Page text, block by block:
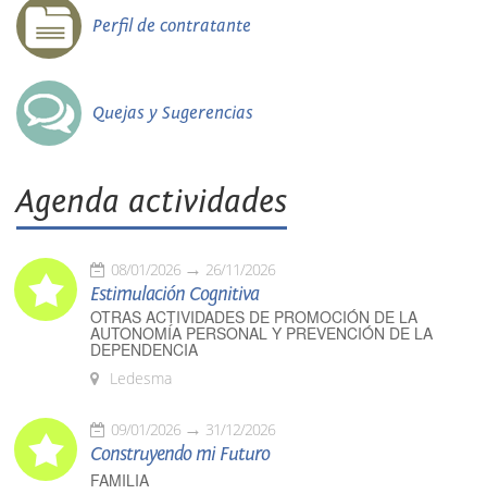
Perfil de contratante
Quejas y Sugerencias
Agenda actividades
08/01/2026 26/11/2026
Estimulación Cognitiva
OTRAS ACTIVIDADES DE PROMOCIÓN DE LA
AUTONOMÍA PERSONAL Y PREVENCIÓN DE LA
DEPENDENCIA
Ledesma
09/01/2026 31/12/2026
Construyendo mi Futuro
FAMILIA